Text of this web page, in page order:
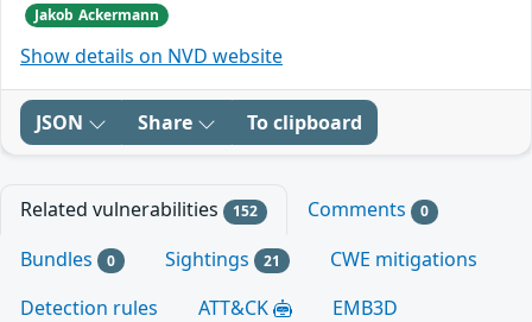
Jakob Ackermann
Show details on NVD website
JSON Share To clipboard
Related vulnerabilities 152 Comments 0
Bundles 0 Sightings 21
CWE mitigations
Detection rules
ATT&CK EMB3D